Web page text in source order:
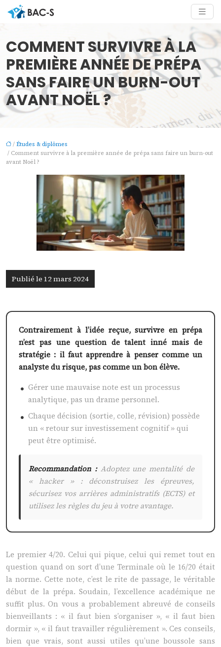
COMMENT SURVIVRE À LA
PREMIÈRE ANNÉE DE PRÉPA
SANS FAIRE UN BURN-OUT
AVANT NOËL ?
/ Études & diplômes
/ Comment survivre à la première année de prépa sans faire un burn-out
avant Noël ?
Publié le 12 mars 2024
Contrairement à l’idée reçue, survivre en prépa
n’est pas une question de talent inné mais de
stratégie : il faut apprendre à penser comme un
analyste du risque, pas comme un bon élève.
Gérer une mauvaise note est un processus
analytique, pas un drame personnel.
Chaque décision (sortie, colle, révision) possède
un « retour sur investissement cognitif » qui
peut être optimisé.
Recommandation :Adoptez une mentalité de
« hacker » : déconstruisez les épreuves,
sécurisez vos arrières administratifs (ECTS) et
utilisez les règles du jeu à votre avantage.
Le premier 4/20. Celui qui pique, celui qui remet tout en
question quand on sort d’une Terminale où le 16/20 était
la norme. Cette note, c’est le rite de passage, le véritable
début de la prépa. Soudain, l’excellence académique ne
suffit plus. On vous a probablement abreuvé de conseils
bienveillants : « il faut bien s’organiser », « il faut bien
dormir », « il faut travailler régulièrement ». Ces conseils,
bien que vrais, sont aussi utiles qu’une boussole sans